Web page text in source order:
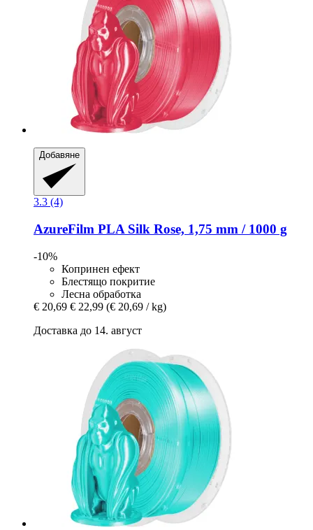
Добавяне
3.3 (4)
AzureFilm PLA Silk Rose, 1,75 mm / 1000 g
-10%
Копринен ефект
Блестящо покритие
Лесна обработка
€ 20,69 € 22,99 (€ 20,69 / kg)
Доставка до 14. август